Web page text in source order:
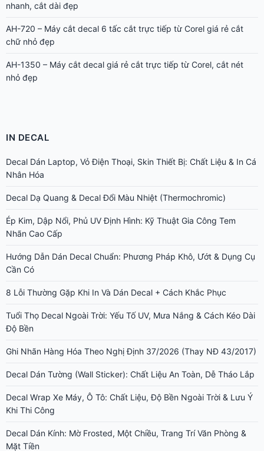
nhanh, cắt dài đẹp
AH-720 – Máy cắt decal 6 tấc cắt trực tiếp từ Corel giá rẻ cắt
chữ nhỏ đẹp
AH-1350 – Máy cắt decal giá rẻ cắt trực tiếp từ Corel, cắt nét
nhỏ đẹp
IN DECAL
Decal Dán Laptop, Vỏ Điện Thoại, Skin Thiết Bị: Chất Liệu & In Cá
Nhân Hóa
Decal Dạ Quang & Decal Đổi Màu Nhiệt (Thermochromic)
Ép Kim, Dập Nổi, Phủ UV Định Hình: Kỹ Thuật Gia Công Tem
Nhãn Cao Cấp
Hướng Dẫn Dán Decal Chuẩn: Phương Pháp Khô, Ướt & Dụng Cụ
Cần Có
8 Lỗi Thường Gặp Khi In Và Dán Decal + Cách Khắc Phục
Tuổi Thọ Decal Ngoài Trời: Yếu Tố UV, Mưa Nắng & Cách Kéo Dài
Độ Bền
Ghi Nhãn Hàng Hóa Theo Nghị Định 37/2026 (Thay NĐ 43/2017)
Decal Dán Tường (Wall Sticker): Chất Liệu An Toàn, Dễ Tháo Lắp
Decal Wrap Xe Máy, Ô Tô: Chất Liệu, Độ Bền Ngoài Trời & Lưu Ý
Khi Thi Công
Decal Dán Kính: Mờ Frosted, Một Chiều, Trang Trí Văn Phòng &
Mặt Tiền